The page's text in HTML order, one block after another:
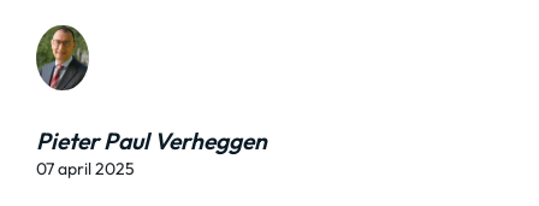
Pieter Paul Verheggen
07 april 2025